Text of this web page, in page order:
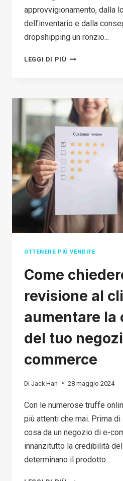
approvvigionamento, dalla
dell'inventario e dalla
dropshipping un ronzio...
LEGGI DI PIÙ TOP
DROPSHIPPING
COURSE
2026
OTTENERE PIÙ VENDITE
Come
revisione al
aumentare la
del tuo
commerce
Di Jack Han 28 maggio 2024
Con le numerose truffe
più attenti che mai. Prima
cosa da un negozio di e-
innanzitutto la credibilità
determinano il prodotto...